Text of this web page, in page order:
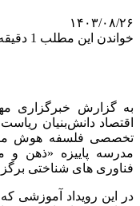
۱۴۰۳/۰۸/۲۶
خواندن این مطلب 1 دقیقه زمان میبرد
به گزارش خبرگزاری
اقتصاد دانش‌بنیان
تخصصی فلسفه هوش
مدرسه پاییزه «ذهن و
فناوری های شناختی
در این رویداد آموزشی